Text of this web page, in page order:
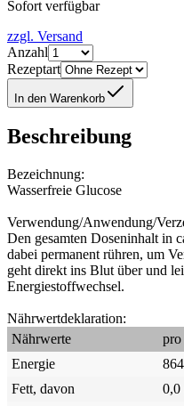
Sofort verfügbar
zzgl. Versand
Anzahl
Rezeptart
In den Warenkorb
Beschreibung
Bezeichnung:
Wasserfreie Glucose
Verwendung/Anwendung/
Den gesamten Doseninhalt in
dabei permanent rühren, um
geht direkt ins Blut über und
Energiestoffwechsel.
Nährwertdeklaration:
Nährwerte
pro
Energie
Fett, davon
0,0